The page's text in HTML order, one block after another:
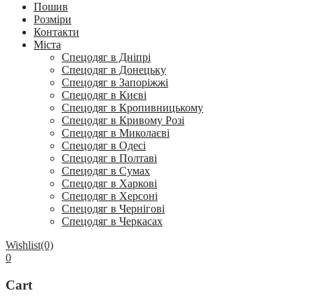
Пошив
Розміри
Контакти
Міста
Спецодяг в Дніпрі
Спецодяг в Донецьку
Спецодяг в Запоріжжі
Спецодяг в Києві
Спецодяг в Кропивницькому
Спецодяг в Кривому Розі
Спецодяг в Миколаєві
Спецодяг в Одесі
Спецодяг в Полтаві
Спецодяг в Сумах
Спецодяг в Харкові
Спецодяг в Херсоні
Спецодяг в Чернігові
Спецодяг в Черкасах
Wishlist(0)
0
Cart